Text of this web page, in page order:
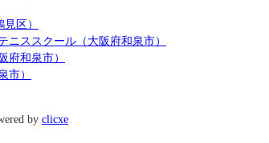
区）
ススクール（大阪府和泉市）
府和泉市）
市）
by clicxe